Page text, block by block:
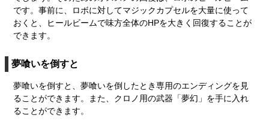
です。事前に、ロボに対してマジックカプセルを大量に使って
おくと、ヒールビームで味方全体のHPを大きく回復することが
できます。
夢喰いを倒すと
夢喰いを倒すと、夢喰いを倒したとき専用のエンディングを見
ることができます。また、クロノ用の武器「夢幻」を手に入れ
ることができます。